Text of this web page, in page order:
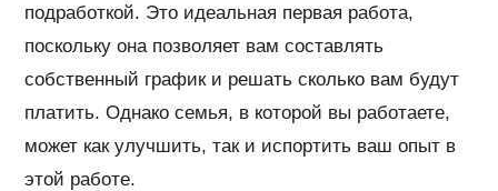
подработкой. Это идеальная первая работа,
поскольку она позволяет вам составлять
собственный график и решать сколько вам будут
платить. Однако семья, в которой вы работаете,
может как улучшить, так и испортить ваш опыт в
этой работе.